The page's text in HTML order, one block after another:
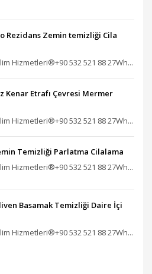
Rezidans Zemin temizliği Cila
Hizmetleri®+90 532 521 88 27Wh...
Kenar Etrafı Çevresi Mermer
Hizmetleri®+90 532 521 88 27Wh...
Temizliği Parlatma Cilalama
Hizmetleri®+90 532 521 88 27Wh...
Basamak Temizliği Daire İçi
Hizmetleri®+90 532 521 88 27Wh...